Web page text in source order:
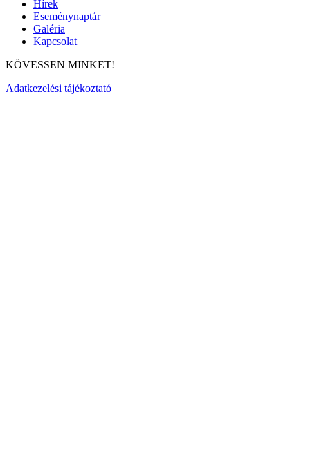
Hírek
Eseménynaptár
Galéria
Kapcsolat
KÖVESSEN MINKET!
Adatkezelési tájékoztató